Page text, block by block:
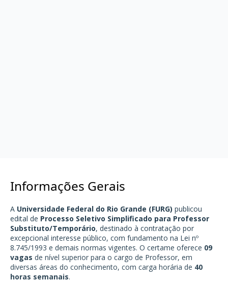
Informações Gerais
A Universidade Federal do Rio Grande (FURG) publicou
edital de Processo Seletivo Simplificado para Professor
Substituto/Temporário, destinado à contratação por
excepcional interesse público, com fundamento na Lei nº
8.745/1993 e demais normas vigentes. O certame oferece 09
vagas de nível superior para o cargo de Professor, em
diversas áreas do conhecimento, com carga horária de 40
horas semanais.